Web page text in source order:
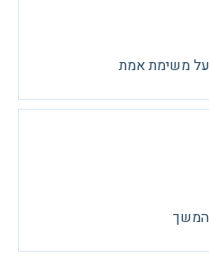
על משימת אמת
המשך